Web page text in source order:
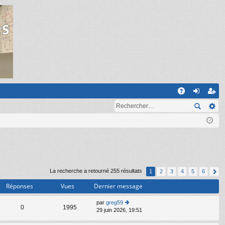
on ns
cri
La recherche a retourné 255 résultats 1 2 3 4 5 6
Réponses Vues Dernier message
0 1995
par greg59
o
29 juin 2026, 19:51